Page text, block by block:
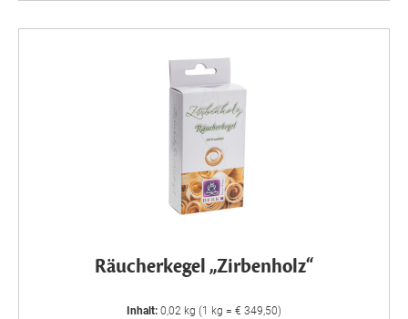
Räucherkegel „Zirbenholz“
Inhalt: 0,02 kg (1 kg = € 349,50)